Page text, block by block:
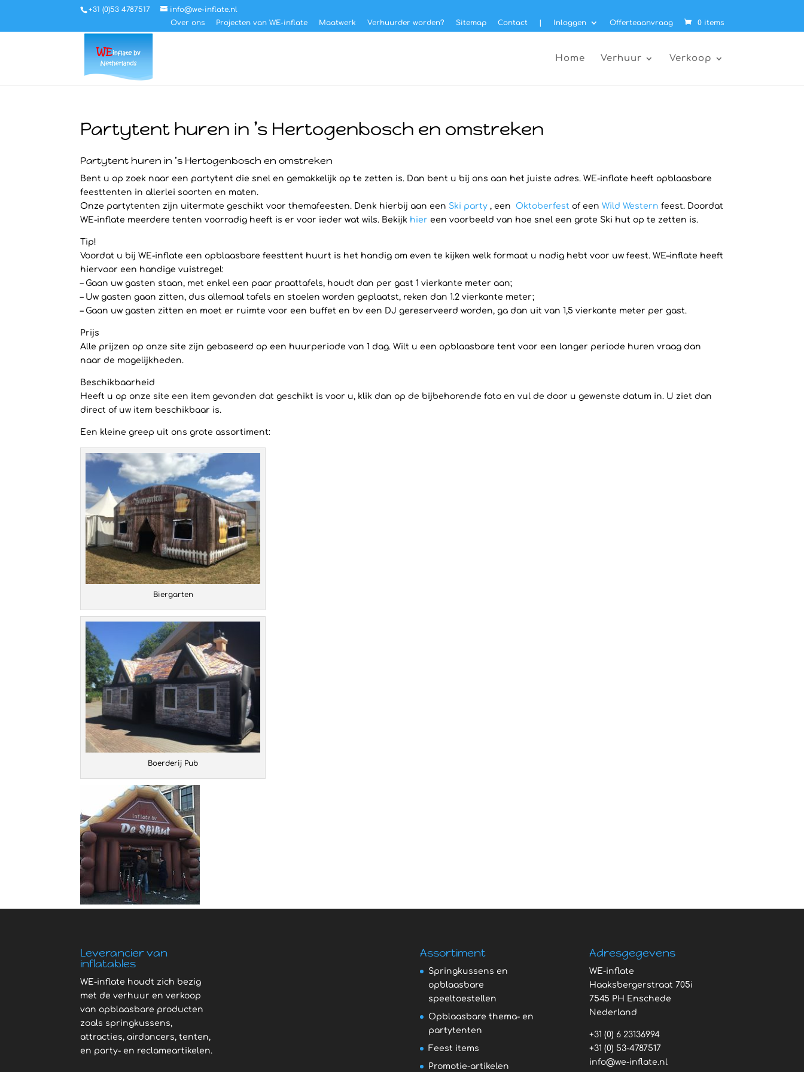
+31 (0)53 4787517
info@we-inflate.nl
Over ons
Projecten van WE-inflate Maatwerk Verhuurder worden? Sitemap Contact Inloggen Offerteaanvraag 0 items
Home Verhuur Verkoop
Partytent huren in ’s Hertogenbosch en omstreken
Partytent huren in ’s Hertogenbosch en omstreken
Bent u op zoek naar een partytent die snel en gemakkelijk op te zetten is. Dan bent u bij ons aan het juiste adres. WE-inflate heeft opblaasbare
feesttenten in allerlei soorten en maten.
Onze partytenten zijn uitermate geschikt voor themafeesten. Denk hierbij aan een Ski party , een Oktoberfest of eenWild Western feest. Doordat
WE-inflate meerdere tenten voorradig heeft is er voor ieder wat wils. Bekijk hier een voorbeeld van hoe snel een grote Ski hut op te zetten is.
Tip!
Voordat u bij WE-inflate een opblaasbare feesttent huurt is het handig om even te kijken welk formaat u nodig hebt voor uw feest. WE–inflate heeft
hiervoor een handige vuistregel:
– Gaan uw gasten staan, met enkel een paar praattafels, houdt dan per gast 1 vierkante meter aan;
– Uw gasten gaan zitten, dus allemaal tafels en stoelen worden geplaatst, reken dan 1.2 vierkante meter;
– Gaan uw gasten zitten en moet er ruimte voor een buffet en bv een DJ gereserveerd worden, ga dan uit van 1,5 vierkante meter per gast.
Prijs
Alle prijzen op onze site zijn gebaseerd op een huurperiode van 1 dag. Wilt u een opblaasbare tent voor een langer periode huren vraag dan
naar de mogelijkheden.
Beschikbaarheid
Heeft u op onze site een item gevonden dat geschikt is voor u, klik dan op de bijbehorende foto en vul de door u gewenste datum in. U ziet dan
direct of uw item beschikbaar is.
Een kleine greep uit ons grote assortiment:
Biergarten
Boerderij Pub
Leverancier van
inflatables
WE-inflate houdt zich bezig
met de verhuur en verkoop
van opblaasbare producten
zoals springkussens,
attracties, airdancers, tenten,
en party- en reclameartikelen.
Assortiment
Springkussens en
opblaasbare
speeltoestellen
Opblaasbare thema- en
partytenten
Feest items
Promotie-artikelen
Adresgegevens
WE-inflate
Haaksbergerstraat 705i
7545 PH Enschede
Nederland
+31 (0) 6 23136994
+31 (0) 53-4787517
info@we-inflate.nl